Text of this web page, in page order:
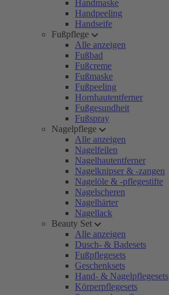
Handmaske
Handpeeling
Handseife
Fußpflege
Alle anzeigen
Fußbad
Fußcreme
Fußmaske
Fußpeeling
Hornhautentferner
Fußgesundheit
Fußspray
Nagelpflege
Alle anzeigen
Nagelfeilen
Nagelhautentferner
Nagelknipser & -zangen
Nagelöle & -pflegestifte
Nagelscheren
Nagelhärter
Nagellack
Beauty Set
Alle anzeigen
Dusch- & Badesets
Fußpflegesets
Geschenksets
Hand- & Nagelpflegesets
Körperpflegesets